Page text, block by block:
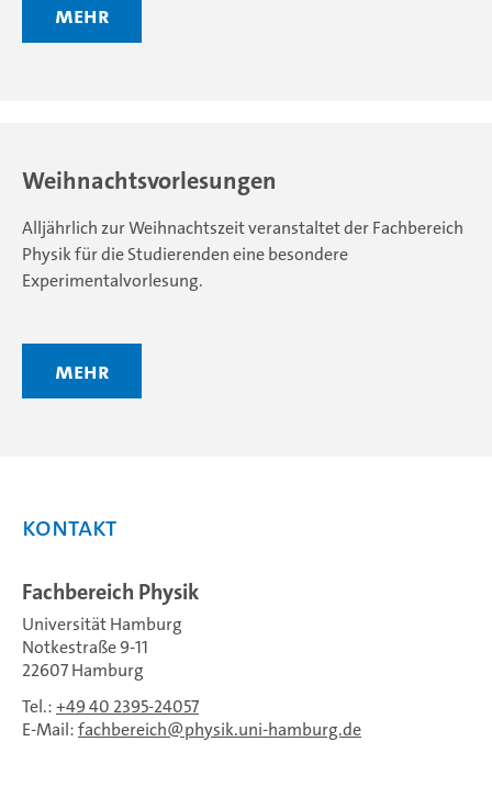
mehr
Weihnachtsvorlesungen
Alljährlich zur Weihnachtszeit veranstaltet der Fachbereich
Physik für die Studierenden eine besondere
Experimentalvorlesung.
mehr
Kontakt
Fachbereich Physik
Universität Hamburg
Notkestraße 9-11
22607 Hamburg
Tel.:+49 40 2395-24057
E-Mail:fachbereich physik.uni-hamburg.de